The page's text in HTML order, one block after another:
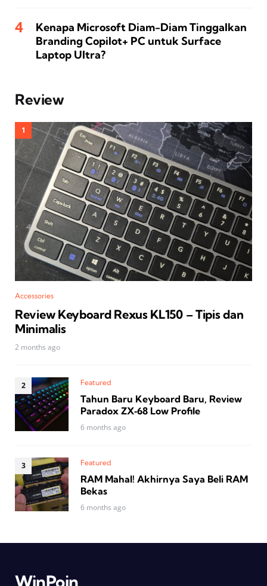
Kenapa Microsoft Diam-Diam Tinggalkan
Branding Copilot+ PC untuk Surface
Laptop Ultra?
Review
Accessories
Review Keyboard Rexus KL150 – Tipis dan
Minimalis
2 months ago
Featured
Tahun Baru Keyboard Baru, Review
Paradox ZX‑68 Low Profile
6 months ago
Featured
RAM Mahal! Akhirnya Saya Beli RAM
Bekas
6 months ago
WinPoin